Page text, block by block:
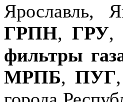
Ярославль,
ГРПН, ГРУ,
фильтры
МРПБ, ПУГ